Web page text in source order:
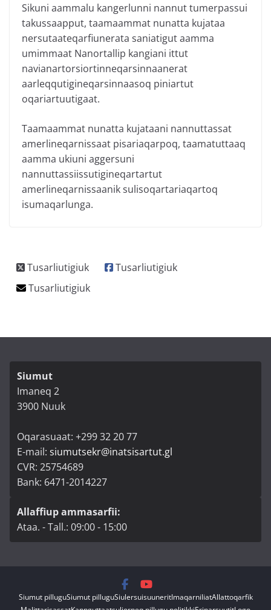
Sikuni aammalu kangerlunni nannut tumerpassui
takussaapput, taamaammat nunatta kujataa
nersutaateqarfiunerata saniatigut aamma
umimmaat Nanortallip kangiani ittut
navianartorsiortinneqarsinnaanerat
aarleqqutigineqarsinnaasoq piniartut
oqariartuutigaat.
Taamaammat nunatta kujataani nannuttassat
amerlineqarnissaat pisariaqarpoq, taamatuttaaq
aamma ukiuni aggersuni
nannuttassiissutigineqartartut
amerlineqarnissaanik sulisoqartariaqartoq
isumaqarlunga.
Siumut
Imaneq 2
3900 Nuuk
Oqarasuaat: +299 32 20 77
E-mail: siumutsekr@inatsisartut.gl
CVR: 25754689
Bank: 6471-2014227
Allaffiup ammasarfii:
Ataa. - Tall.: 09:00 - 15:00
Siumut pilluguSiumut pilluguSiulersuisuuneritImaqarniliatAllattoqarfik